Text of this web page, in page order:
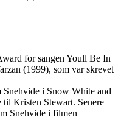
for sangen Youll Be In
(1999), som var skrevet
i Snow White and
til Kristen Stewart. Senere
Snehvide i filmen